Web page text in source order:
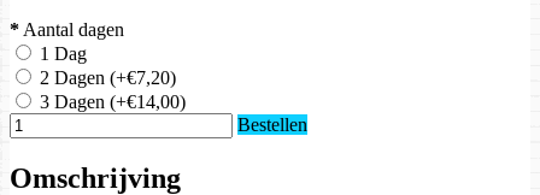
* Aantal dagen
1 Dag
2 Dagen (+€7,20)
3 Dagen (+€14,00)
Bestellen
Omschrijving